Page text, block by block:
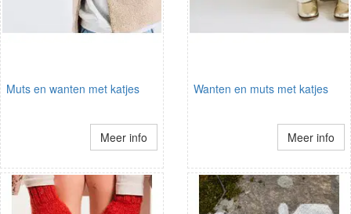
Muts en wanten met katjes
Meer info
Wanten en muts met katjes
Meer info